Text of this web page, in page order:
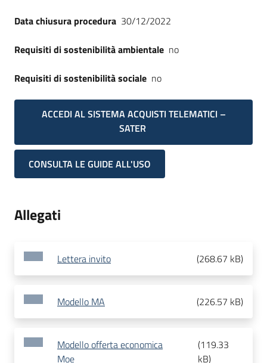
Data chiusura procedura 30/12/2022
Requisiti di sostenibilità ambientale no
Requisiti di sostenibilità sociale no
ACCEDI AL SISTEMA ACQUISTI TELEMATICI –
SATER
CONSULTA LE GUIDE ALL'USO
Allegati
Lettera invito (268.67 kB)
Modello MA (226.57 kB)
Modello offerta economica
Moe
(119.33
kB)